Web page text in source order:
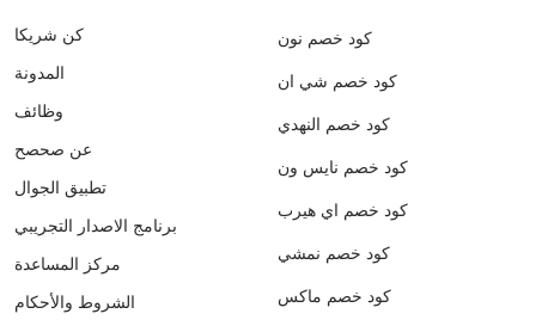
كن شريكا
المدونة
وظائف
عن صحصح
تطبيق الجوال
برنامج الاصدار التجريبي
مركز المساعدة
الشروط والأحكام
كود خصم نون
كود خصم شي ان
كود خصم النهدي
كود خصم نايس ون
كود خصم اي هيرب
كود خصم نمشي
كود خصم ماكس